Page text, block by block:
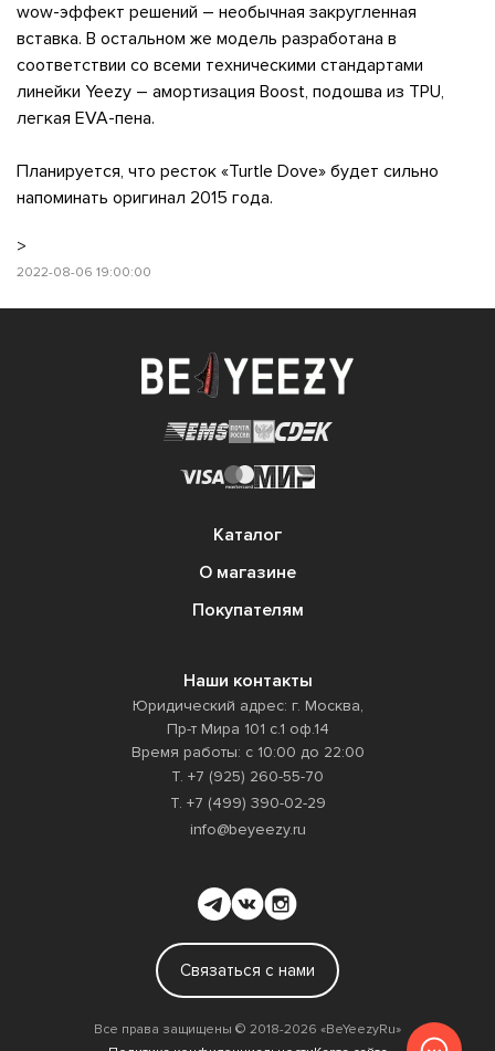
wow-эффект решений – необычная закругленная
вставка. В остальном же модель разработана в
соответствии со всеми техническими стандартами
линейки Yeezy – амортизация Boost, подошва из TPU,
легкая EVA-пена.
Планируется, что ресток «Turtle Dove» будет сильно
напоминать оригинал 2015 года.
>
2022-08-06 19:00:00
Каталог
О магазине
Покупателям
Наши контакты
Юридический адрес: г. Москва,
Пр-т Мира 101 с.1 оф.14
Время работы: с 10:00 до 22:00
Т. +7 (925) 260-55-70
Т. +7 (499) 390-02-29
info@beyeezy.ru
Связаться с нами
Все права защищены ©️ 2018-2026 «BeYeezyRu»